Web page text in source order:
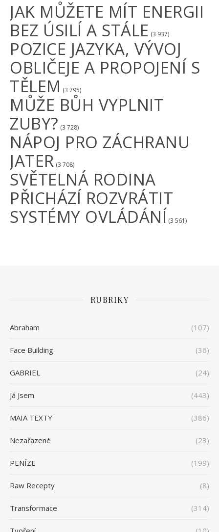
JAK MŮŽETE MÍT ENERGII
BEZ ÚSILÍ A STÁLE (3 937)
POZICE JAZYKA, VÝVOJ
OBLIČEJE A PROPOJENÍ S
TĚLEM (3 795)
MŮŽE BŮH VYPLNIT
ZUBY? (3 728)
NÁPOJ PRO ZÁCHRANU
JATER (3 708)
SVĚTELNÁ RODINA
PŘICHÁZÍ ROZVRÁTIT
SYSTÉMY OVLÁDÁNÍ (3 561)
RUBRIKY
Abraham (107)
Face Building (36)
GABRIEL (24)
Já Jsem (443)
MAIA TEXTY (386)
Nezařazené (23)
PENÍZE (199)
Raw Recepty (8)
Transformace (314)